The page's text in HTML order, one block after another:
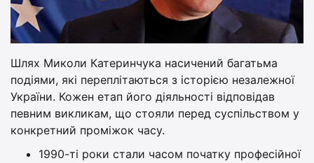
Шлях Миколи Катеринчука насичений багатьма
подіями, які переплітаються з історією незалежної
України. Кожен етап його діяльності відповідав
певним викликам, що стояли перед суспільством у
конкретний проміжок часу.
1990-ті роки стали часом початку професійної